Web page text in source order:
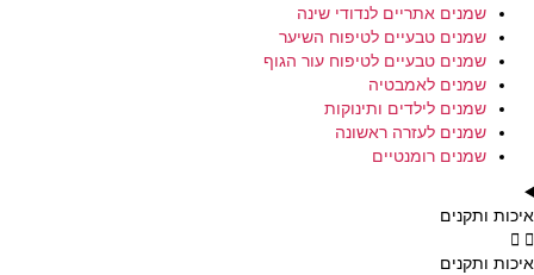
שמנים אתריים לנדודי שינה
שמנים טבעיים לטיפוח השיער
שמנים טבעיים לטיפוח עור הגוף
שמנים לאמבטיה
שמנים לילדים ותינוקות
שמנים לעזרה ראשונה
שמנים רומנטיים
איכות ותקנים
איכות ותקנים